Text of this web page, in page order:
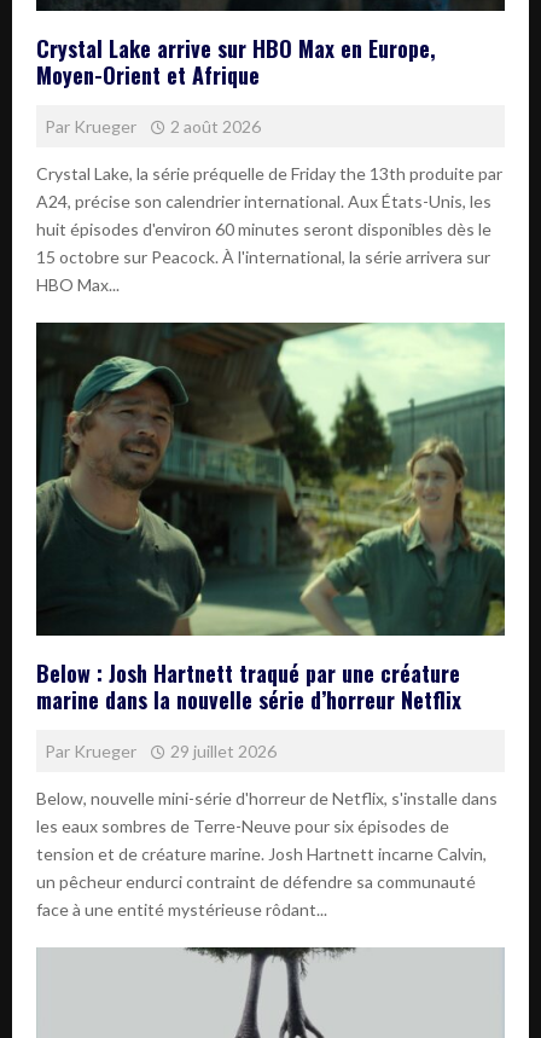
Crystal Lake arrive sur HBO Max en Europe,
Moyen-Orient et Afrique
Par Krueger 2 août 2026
Crystal Lake, la série préquelle de Friday the 13th produite par
A24, précise son calendrier international. Aux États-Unis, les
huit épisodes d'environ 60 minutes seront disponibles dès le
15 octobre sur Peacock. À l'international, la série arrivera sur
HBO Max...
Below : Josh Hartnett traqué par une créature
marine dans la nouvelle série d’horreur Netflix
Par Krueger 29 juillet 2026
Below, nouvelle mini-série d'horreur de Netflix, s'installe dans
les eaux sombres de Terre-Neuve pour six épisodes de
tension et de créature marine. Josh Hartnett incarne Calvin,
un pêcheur endurci contraint de défendre sa communauté
face à une entité mystérieuse rôdant...